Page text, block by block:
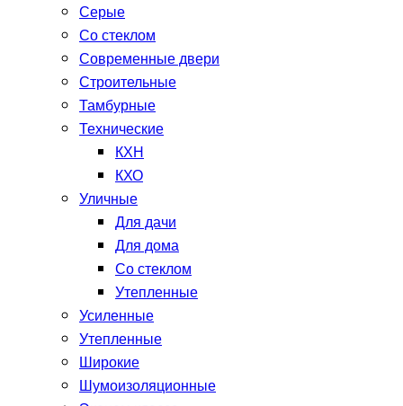
Серые
Со стеклом
Современные двери
Строительные
Тамбурные
Технические
КХН
КХО
Уличные
Для дачи
Для дома
Со стеклом
Утепленные
Усиленные
Утепленные
Широкие
Шумоизоляционные